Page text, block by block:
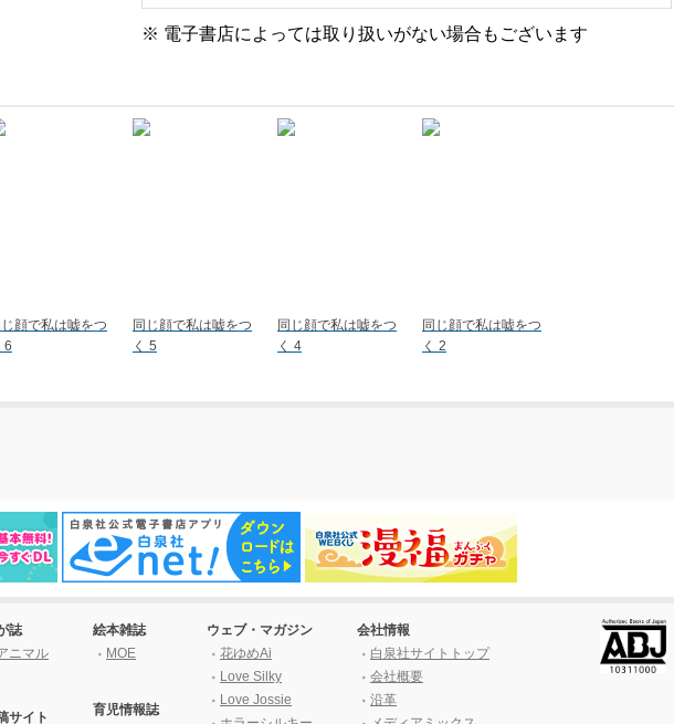
※ 電子書店によっては取り扱いがない場合もございます
顔で私は嘘をつ
6
同じ顔で私は嘘をつ
く 5
同じ顔で私は嘘をつ
く 4
同じ顔で私は嘘をつ
く 2
誌
ニマル
サイト
絵本雑誌
MOE
育児情報誌
ウェブ・マガジン
花ゆめAi
Love Silky
Love Jossie
会社情報
白泉社サイトトップ
会社概要
沿革